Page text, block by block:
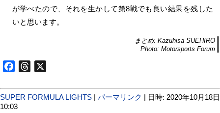
が学べたので、それを生かして第8戦でも良い結果を残した
いと思います。
まとめ: Kazuhisa SUEHIRO
Photo: Motorsports Forum
FacebookThreads
SUPER FORMULA LIGHTS | パーマリンク | 日時: 2020年10月18日
10:03